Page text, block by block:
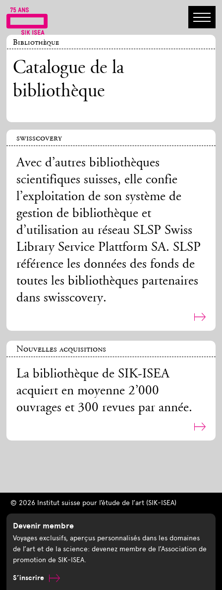
Bibliothèque
Catalogue de la
bibliothèque
swisscovery
Avec d’autres bibliothèques
scientifiques suisses, elle confie
l’exploitation de son système de
gestion de bibliothèque et
d’utilisation au réseau SLSP Swiss
Library Service Plattform SA. SLSP
référence les données des fonds de
toutes les bibliothèques partenaires
dans swisscovery.
Nouvelles acquisitions
La bibliothèque de SIK-ISEA
acquiert en moyenne 2’000
ouvrages et 300 revues par année.
© 2026 Institut suisse pour l’étude de l’art (SIK-ISEA)
Devenir membre
Voyages exclusifs, aperçus personnalisés dans les domaines
de l’art et de la science: devenez membre de l’Association de
promotion de SIK-ISEA.
S’inscrire